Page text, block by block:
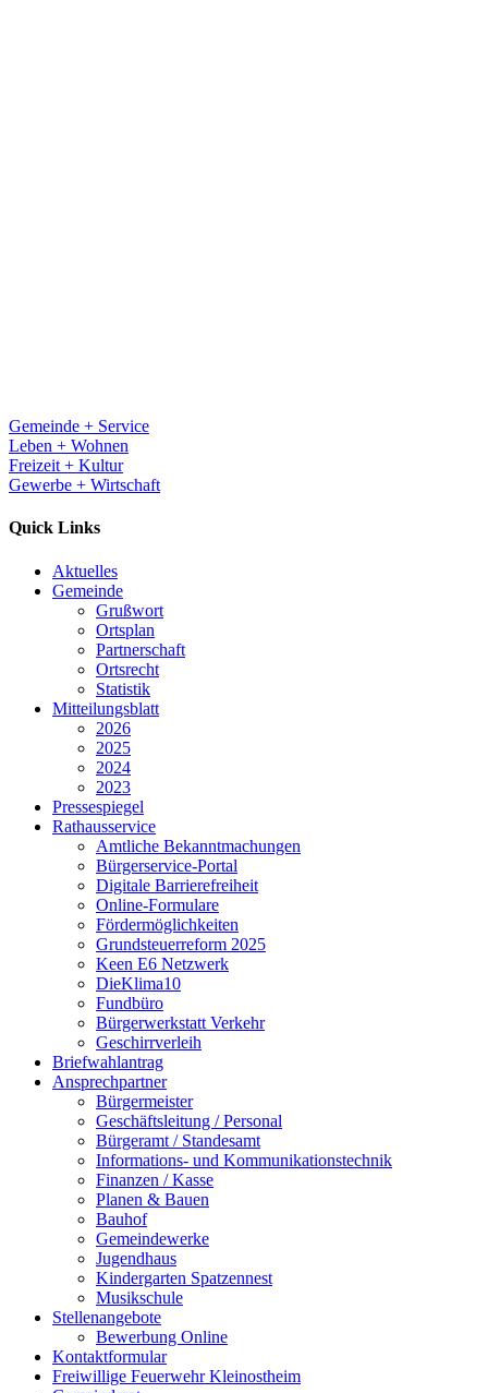
Gemeinde + Service
Leben + Wohnen
Freizeit + Kultur
Gewerbe + Wirtschaft
Quick Links
Aktuelles
Gemeinde
Grußwort
Ortsplan
Partnerschaft
Ortsrecht
Statistik
Mitteilungsblatt
2026
2025
2024
2023
Pressespiegel
Rathausservice
Amtliche Bekanntmachungen
Bürgerservice-Portal
Digitale Barrierefreiheit
Online-Formulare
Fördermöglichkeiten
Grundsteuerreform 2025
Keen E6 Netzwerk
DieKlima10
Fundbüro
Bürgerwerkstatt Verkehr
Geschirrverleih
Briefwahlantrag
Ansprechpartner
Bürgermeister
Geschäftsleitung / Personal
Bürgeramt / Standesamt
Informations- und Kommunikationstechnik
Finanzen / Kasse
Planen & Bauen
Bauhof
Gemeindewerke
Jugendhaus
Kindergarten Spatzennest
Musikschule
Stellenangebote
Bewerbung Online
Kontaktformular
Freiwillige Feuerwehr Kleinostheim